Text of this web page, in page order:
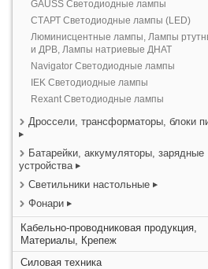
GAUSS Светодиодные лампы
СТАРТ Светодиодные лампы (LED)
Люминисцентные лампы, Лампы
и ДРВ, Лампы натриевые ДНАТ
Navigator Светодиодные лампы
IEK Светодиодные лампы
Rexant Светодиодные лампы
Дроссели, трансформаторы, блоки
Батарейки, аккумуляторы, зарядные
устройства
Светильники настольные
Фонари
Кабельно-проводниковая продукция,
Материалы, Крепеж
Силовая техника